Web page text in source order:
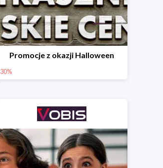
Promocje z okazji Halloween
30%